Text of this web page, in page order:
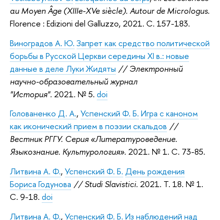
au Moyen Âge (XIIIe-XVe siècle). Autour de Micrologus.
Florence : Edizioni del Galluzzo, 2021. С. 157-183.
Виноградов А. Ю. Запрет как средство политической
борьбы в Русской Церкви середины XI в.: новые
данные в деле Луки Жидяты // Электронный
научно-образовательный журнал
"История". 2021. № 5. doi
Голованенко Д. А., Успенский Ф. Б. Игра с каноном
как иконический прием в поэзии скальдов //
Вестник РГГУ. Серия «Литературоведение.
Языкознание. Культурология». 2021. № 1. C. 73-85.
Литвина А. Ф., Успенский Ф. Б. День рождения
Бориса Годунова // Studi Slavistici. 2021. Т. 18. № 1.
C. 9-18. doi
Литвина А. Ф., Успенский Ф. Б. Из наблюдений над